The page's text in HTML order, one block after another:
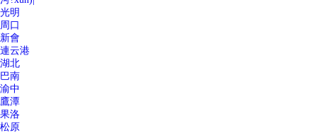
光明
周口
新會
連云港
湖北
巴南
渝中
鷹潭
果洛
松原